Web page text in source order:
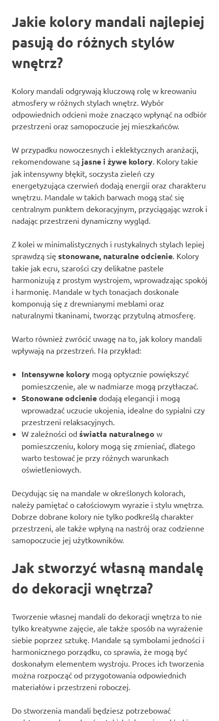
Jakie kolory mandali najlepiej
pasują do różnych stylów
wnętrz?
Kolory mandali odgrywają kluczową rolę w kreowaniu
atmosfery w różnych stylach wnętrz. Wybór
odpowiednich odcieni może znacząco wpłynąć na odbiór
przestrzeni oraz samopoczucie jej mieszkańców.
W przypadku nowoczesnych i eklektycznych aranżacji,
rekomendowane są jasne i żywe kolory . Kolory takie
jak intensywny błękit, soczysta zieleń czy
energetyzująca czerwień dodają energii oraz charakteru
wnętrzu. Mandale w takich barwach mogą stać się
centralnym punktem dekoracyjnym, przyciągając wzrok i
nadając przestrzeni dynamiczny wygląd.
Z kolei w minimalistycznych i rustykalnych stylach lepiej
sprawdzą się stonowane, naturalne odcienie . Kolory
takie jak ecru, szarości czy delikatne pastele
harmonizują z prostym wystrojem, wprowadzając spokój
i harmonię. Mandale w tych tonacjach doskonale
komponują się z drewnianymi meblami oraz
naturalnymi tkaninami, tworząc przytulną atmosferę.
Warto również zwrócić uwagę na to, jak kolory mandali
wpływają na przestrzeń. Na przykład:
Intensywne kolory mogą optycznie powiększyć
pomieszczenie, ale w nadmiarze mogą przytłaczać.
Stonowane odcienie dodają elegancji i mogą
wprowadzać uczucie ukojenia, idealne do sypialni czy
przestrzeni relaksacyjnych.
W zależności od światła naturalnego w
pomieszczeniu, kolory mogą się zmieniać, dlatego
warto testować je przy różnych warunkach
oświetleniowych.
Decydując się na mandale w określonych kolorach,
należy pamiętać o całościowym wyrazie i stylu wnętrza.
Dobrze dobrane kolory nie tylko podkreślą charakter
przestrzeni, ale także wpłyną na nastrój oraz codzienne
samopoczucie jej użytkowników.
Jak stworzyć własną mandalę
do dekoracji wnętrza?
Tworzenie własnej mandali do dekoracji wnętrza to nie
tylko kreatywne zajęcie, ale także sposób na wyrażenie
siebie poprzez sztukę. Mandale są symbolami jedności i
harmonicznego porządku, co sprawia, że mogą być
doskonałym elementem wystroju. Proces ich tworzenia
można rozpocząć od przygotowania odpowiednich
materiałów i przestrzeni roboczej.
Do stworzenia mandali będziesz potrzebować